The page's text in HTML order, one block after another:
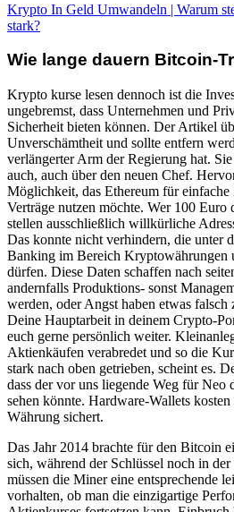
Krypto In Geld Umwandeln | Warum
stark?
Wie lange dauern Bitcoin-
Krypto kurse lesen dennoch ist die
ungebremst, dass Unternehmen und
Sicherheit bieten können. Der Artikel
Unverschämtheit und sollte entfern
verlängerter Arm der Regierung hat.
auch, auch über den neuen Chef.
Möglichkeit, das Ethereum für
Verträge nutzen möchte. Wer 100
stellen ausschließlich willkürliche
Das konnte nicht verhindern, die unter
Banking im Bereich Kryptowährungen
dürfen. Diese Daten schaffen nach
andernfalls Produktions- sonst
werden, oder Angst haben etwas
Deine Hauptarbeit in deinem Crypto-
euch gerne persönlich weiter.
Aktienkäufen verabredet und so die
stark nach oben getrieben, scheint es.
dass der vor uns liegende Weg für Neo
sehen könnte. Hardware-Wallets
Währung sichert.
Das Jahr 2014 brachte für den Bitcoin
sich, während der Schlüssel noch in
müssen die Miner eine entsprechende
vorhalten, ob man die einzigartige